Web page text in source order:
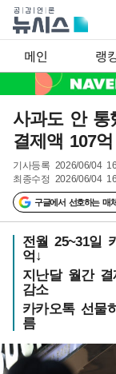
메인 랭
사과도 안 통
결제액 107
기사등록 2026/06/04
최종수정 2026/06/04
구글에서 선호하는 매
전월 25~31일
억↓
지난달 월간
감소
카카오톡 선물
름